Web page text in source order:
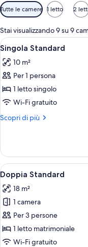
Filtri
disponibili
per
le
camere
Tutte le camere 1 letto 2
Stai visualizzando 9 su 9
Apri
tutte
le
foto
per
Singola
Standard
7
Singola Standard
10 m²
Per 1 persona
1 letto singolo
Wi-Fi gratuito
Scopri di più
Altri
Standard
Apri
tutte
le
foto
per
Doppia
Standard
12
Doppia Standard
18 m²
1 camera
Per 3 persone
1 letto matrimoniale
Wi-Fi gratuito